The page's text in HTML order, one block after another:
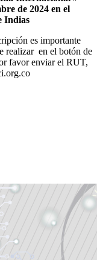
de 2024 en el
Indias
es importante
realizar en el botón de
favor enviar el RUT,